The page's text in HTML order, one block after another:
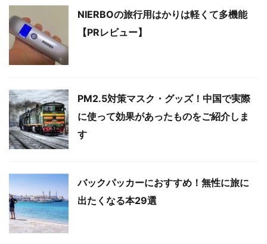
NIERBOの旅行用はかりは軽くて多機能
【PRレビュー】
PM2.5対策マスク・グッズ！中国で実際
に使って効果があったものをご紹介しま
す
バックパッカーにおすすめ！無性に旅に
出たくなる本29選